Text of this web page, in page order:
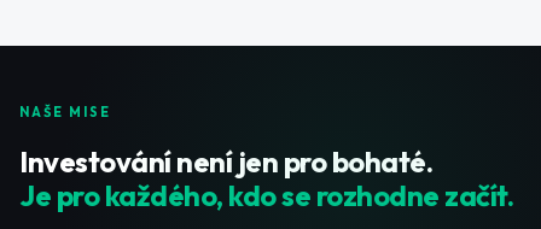
NAŠE MISE
Investování není jen pro bohaté.
Je pro každého, kdo se rozhodne začít.